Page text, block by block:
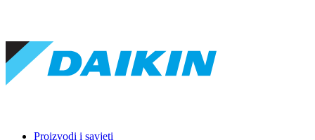
Proizvodi i savjeti